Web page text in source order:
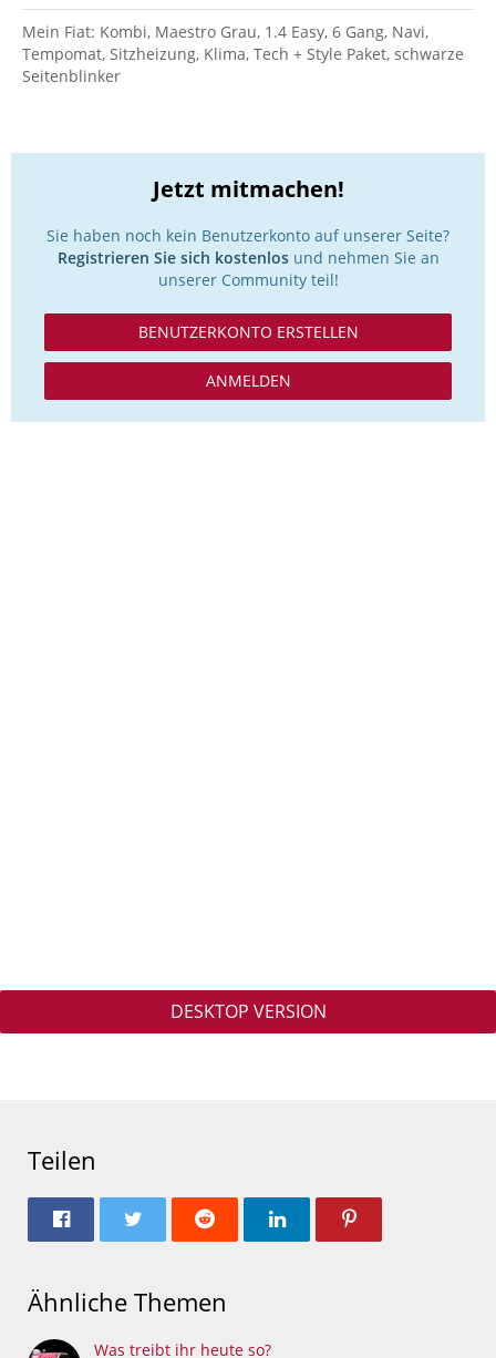
Mein Fiat: Kombi, Maestro Grau, 1.4 Easy, 6 Gang, Navi,
Tempomat, Sitzheizung, Klima, Tech + Style Paket, schwarze
Seitenblinker
Jetzt mitmachen!
Sie haben noch kein Benutzerkonto auf unserer Seite?
Registrieren Sie sich kostenlosund nehmen Sie an
unserer Community teil!
BENUTZERKONTO ERSTELLEN
ANMELDEN
DESKTOP VERSION
Teilen
Ähnliche Themen
Was treibt ihr heute so?